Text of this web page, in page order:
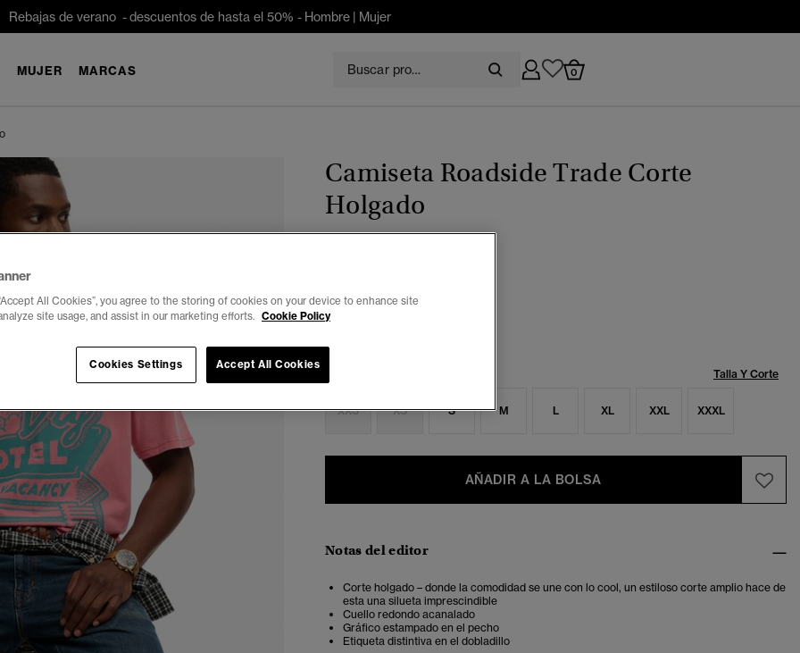
Rebajas de verano - descuentos de hasta el 50% - Hombre | Mujer
MUJER MARCAS 0
Camiseta Roadside Trade Corte
Holgado
seleccionado
Talla Y Corte
XXS XS S M L XL XXL XXXL
AÑADIR A LA BOLSA
Notas del editor
Corte holgado – donde la comodidad se une con lo cool, un estiloso corte amplio hace de
esta una silueta imprescindible
Cuello redondo acanalado
Gráfico estampado en el pecho
Etiqueta distintiva en el dobladillo
All Cookies”, you agree to the storing of cookies on your device to enhance site
site usage, and assist in our marketing efforts. Cookie Policy
Accept All Cookies
Cookies Settings